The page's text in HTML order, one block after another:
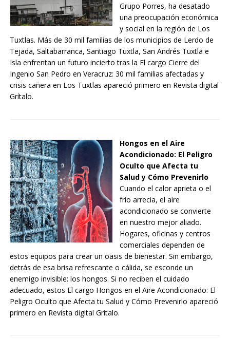
Grupo Porres, ha desatado
una preocupación económica
y social en la región de Los
Tuxtlas. Más de 30 mil familias de los municipios de Lerdo de
Tejada, Saltabarranca, Santiago Tuxtla, San Andrés Tuxtla e
Isla enfrentan un futuro incierto tras la El cargo Cierre del
Ingenio San Pedro en Veracruz: 30 mil familias afectadas y
crisis cañera en Los Tuxtlas apareció primero en Revista digital
Grítalo.
Hongos en el Aire
Acondicionado: El Peligro
Oculto que Afecta tu
Salud y Cómo Prevenirlo
Cuando el calor aprieta o el
frío arrecia, el aire
acondicionado se convierte
en nuestro mejor aliado.
Hogares, oficinas y centros
comerciales dependen de
estos equipos para crear un oasis de bienestar. Sin embargo,
detrás de esa brisa refrescante o cálida, se esconde un
enemigo invisible: los hongos. Si no reciben el cuidado
adecuado, estos El cargo Hongos en el Aire Acondicionado: El
Peligro Oculto que Afecta tu Salud y Cómo Prevenirlo apareció
primero en Revista digital Grítalo.